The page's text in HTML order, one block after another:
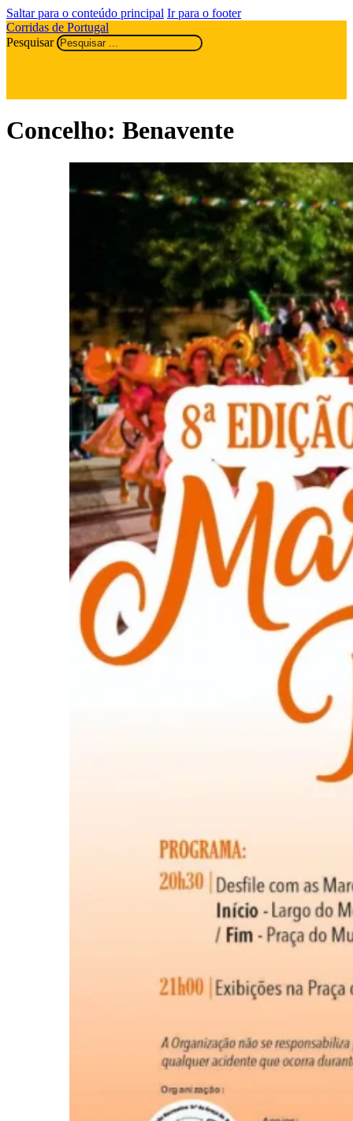
Saltar para o conteúdo principal Ir para o footer
Corridas de Portugal
Pesquisar
Concelho: Benavente